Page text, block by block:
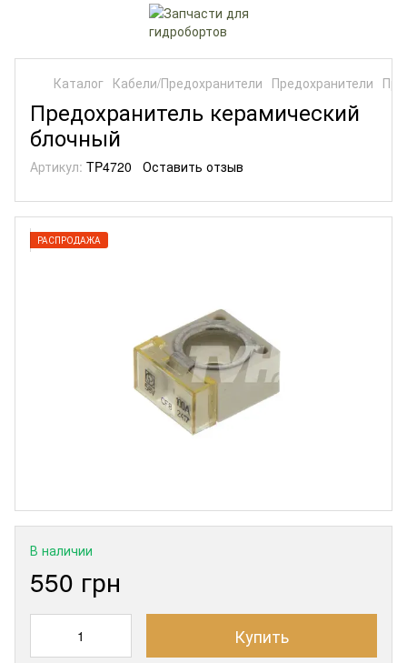
Каталог Кабели/Предохранители Предохранители
Предохранитель керамический
блочный
Артикул: TP4720 Оставить отзыв
РАСПРОДАЖА
В наличии
550 грн
Купить